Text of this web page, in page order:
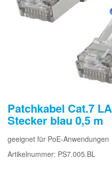
Patchkabel Cat.7
Stecker blau 0,5 m
geeignet für PoE-Anwendungen
Artikelnummer: PS7.005.BL